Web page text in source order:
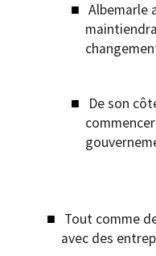
Albemarle
De son
Tout comme
avec des